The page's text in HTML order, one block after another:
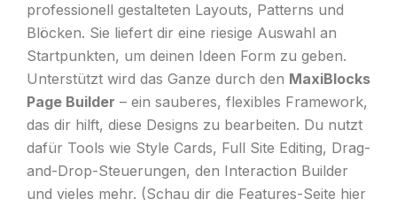
professionell gestalteten Layouts, Patterns und
Blöcken. Sie liefert dir eine riesige Auswahl an
Startpunkten, um deinen Ideen Form zu geben.
Unterstützt wird das Ganze durch den MaxiBlocks
Page Builder – ein sauberes, flexibles Framework,
das dir hilft, diese Designs zu bearbeiten. Du nutzt
dafür Tools wie Style Cards, Full Site Editing, Drag-
and-Drop-Steuerungen, den Interaction Builder
und vieles mehr. (Schau dir die Features-Seite hier